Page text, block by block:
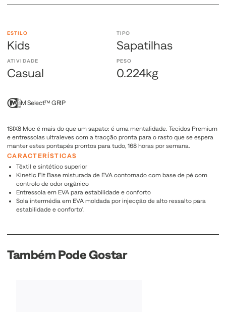
ESTILO
Kids
TIPO
Sapatilhas
ATIVIDADE
Casual
PESO
0.224kg
M Select™ GRIP
1SIX8 Moc é mais do que um sapato: é uma mentalidade. Tecidos Premium
e entressolas ultraleves com a tracção pronta para o rasto que se espera
manter estes pontapés prontos para tudo, 168 horas por semana.
CARACTERÍSTICAS
Têxtil e sintético superior
Kinetic Fit Base misturada de EVA contornado com base de pé com
controlo de odor orgânico
Entressola em EVA para estabilidade e conforto
Sola intermédia em EVA moldada por injecção de alto ressalto para
estabilidade e conforto".
Também Pode Gostar